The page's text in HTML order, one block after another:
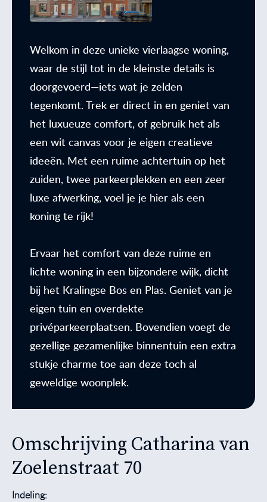
Welkom in deze unieke vierlaagse woning,
waar de stijl tot in de kleinste details is
doorgevoerd—iets wat je zelden
tegenkomt. Trek er direct in en geniet van
het luxueuze comfort, of gebruik het als
een wit canvas voor je eigen creatieve
ideeën. Met een ruime achtertuin op het
zuiden, twee parkeerplekken en een zeer
luxe afwerking, voel je je hier als een
koning te rijk!
Ervaar het comfort van deze ruime en
lichte woning in een bijzondere wijk, dicht
bij het Kralingse Bos en Plas. Geniet van je
eigen tuin en overdekte
privéparkeerplaatsen. Bovendien voegt de
gezellige gezamenlijke binnentuin een extra
stukje charme toe aan deze toch al
geweldige woonplek.
Omschrijving Catharina van
Zoelenstraat 70
Indeling: